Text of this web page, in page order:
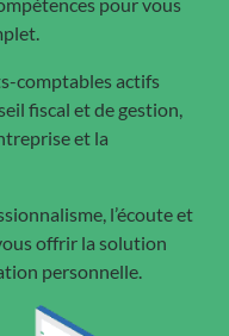
comptables actifs
fiscal et de gestion,
et la
l’écoute et
offrir la solution
personnelle.